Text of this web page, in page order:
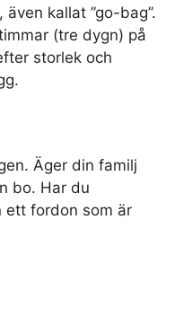
kallat ”go-bag”.
(tre dygn) på
storlek och
Äger din familj
bo. Har du
ett fordon som är